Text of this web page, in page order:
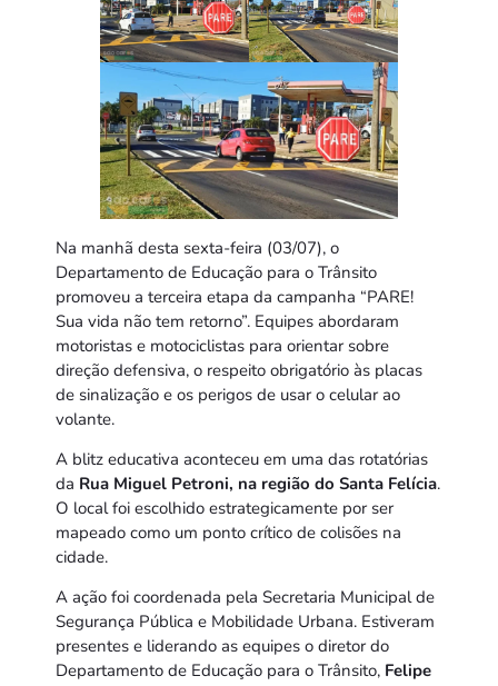
Na manhã desta sexta-feira (03/07), o
Departamento de Educação para o Trânsito
promoveu a terceira etapa da campanha “PARE!
Sua vida não tem retorno”. Equipes abordaram
motoristas e motociclistas para orientar sobre
direção defensiva, o respeito obrigatório às placas
de sinalização e os perigos de usar o celular ao
volante.
A blitz educativa aconteceu em uma das rotatórias
da Rua Miguel Petroni, na região do Santa Felícia.
O local foi escolhido estrategicamente por ser
mapeado como um ponto crítico de colisões na
cidade.
A ação foi coordenada pela Secretaria Municipal de
Segurança Pública e Mobilidade Urbana. Estiveram
presentes e liderando as equipes o diretor do
Departamento de Educação para o Trânsito, Felipe